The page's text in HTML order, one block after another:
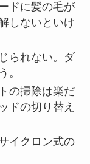
ドに髪の毛が
しないといけ
られない。ダ
。
の掃除は楽だ
ドの切り替え
イクロン式の